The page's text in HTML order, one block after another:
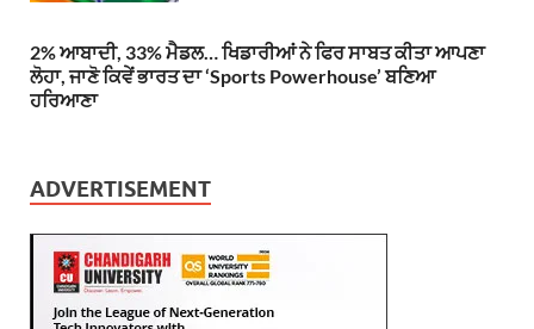
2% ਆਬਾਦੀ, 33% ਮੈਡਲ… ਖਿਡਾਰੀਆਂ ਨੇ ਫਿਰ ਸਾਬਤ ਕੀਤਾ ਆਪਣਾ
ਲੋਹਾ, ਜਾਣੋ ਕਿਵੇਂ ਭਾਰਤ ਦਾ ‘Sports Powerhouse’ ਬਣਿਆ
ਹਰਿਆਣਾ
ADVERTISEMENT